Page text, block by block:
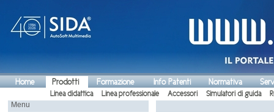
Home Prodotti Formazione Info Patenti Normativa
Linea didattica Linea professionale Accessori Simulatori di guida
Menu